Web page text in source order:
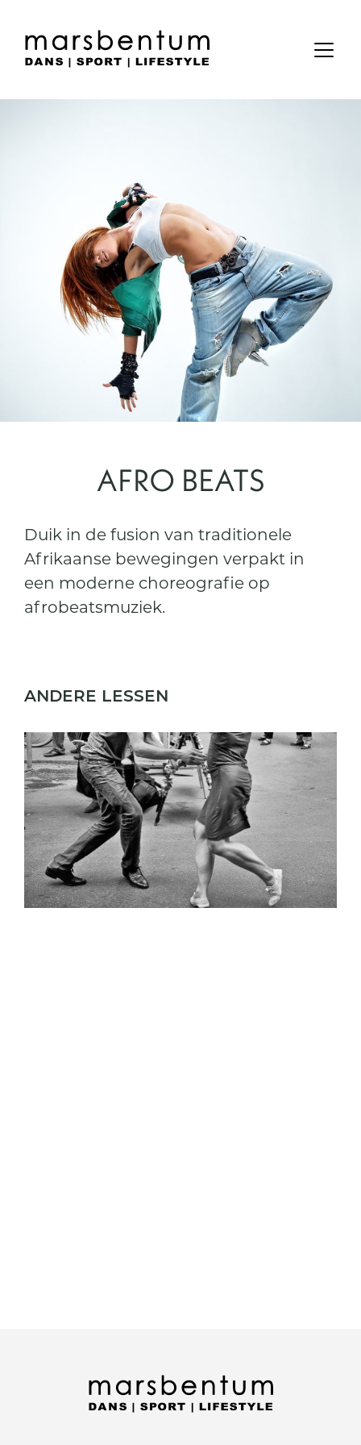
AFRO BEATS
Duik in de fusion van traditionele
Afrikaanse bewegingen verpakt in
een moderne choreografie op
afrobeatsmuziek.
ANDERE LESSEN